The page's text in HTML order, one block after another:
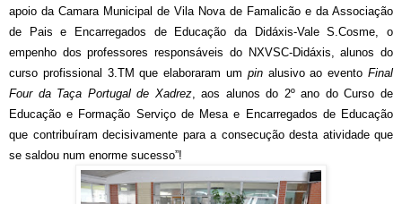
apoio da Camara Municipal de Vila Nova de Famalicão e da Associação
de Pais e Encarregados de Educação da Didáxis-Vale S.Cosme, o
empenho dos professores responsáveis do NXVSC-Didáxis, alunos do
curso profissional 3.TM que elaboraram um pinalusivo ao eventoFinal
Four da Taça Portugal de Xadrez, aos alunos do 2º ano do Curso de
Educação e Formação Serviço de Mesa e Encarregados de Educação
que contribuíram decisivamente para a consecução desta atividade que
se saldou num enorme sucesso”!